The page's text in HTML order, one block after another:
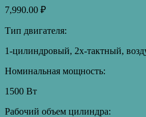
7,990.00 ₽
Тип двигателя:
1-цилиндровый, 2х-тактный,
Номинальная мощность:
1500 Вт
Рабочий объем цилиндра: